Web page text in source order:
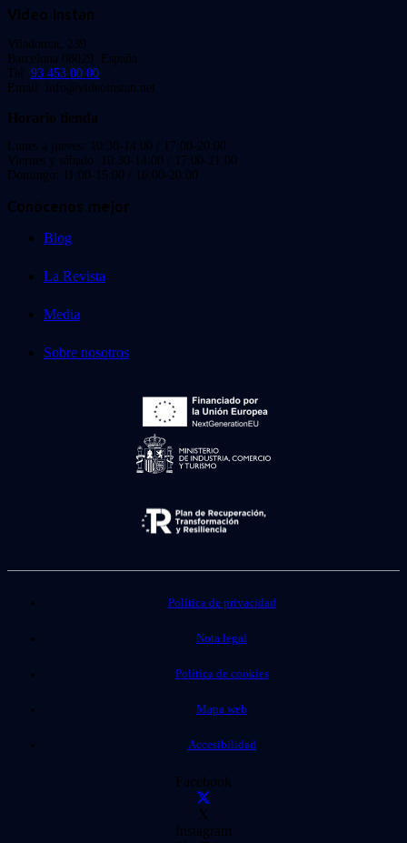
Video Instan
Viladomat, 239
Barcelona 08029. España.
Tel: 93 453 00 00
Email: info@videoinstan.net
Horario tienda
Lunes a jueves: 10:30-14:00 / 17:00-20:00
Viernes y sábado: 10:30-14:00 / 17:00-21:00
Domingo: 11:00-15:00 / 16:00-20:00
Conócenos mejor
Blog
La Revista
Media
Sobre nosotros
Política de privacidad
Nota legal
Política de cookies
Mapa web
Accesibilidad
Facebook
X
Instagram